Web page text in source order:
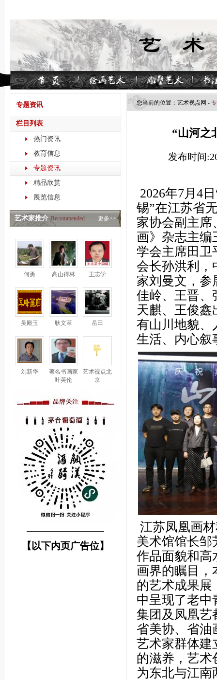
专题资讯
栏目列表
热门资讯
教育信息
专题资讯
精品欣赏
展览信息
艺术家推介 Recommended 更多>>
何勇 高山得林 王志学
吴殿玉 耿文萃 岳田
刘新华
著名书画家
叶英伦
艺术视点北
京
────────────────
【以下内页广告位】
您当前的位置： 艺术视点​网 -
“山河之
发布时间
2026年7月4
锡”在江苏省
家协会副主席
画》杂志主编
学会主席田卫
会长孙洪利，
家刘曼文，参
佳岭、王晋、
天麒、王俊
有山川地貌、
生活、内心叙
江苏凤凰画
美术馆馆长邹
作品面貌和高
画界的瞩目，
的艺术成果展
中呈现了老中
集团及凤凰艺
省美协、省油
艺术家群体建
的滋养，艺术
为东北与江南